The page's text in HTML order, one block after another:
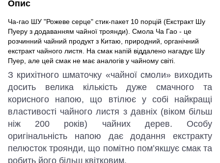
Опис
Ча-гао ШУ "Рожеве серце" cтик-пакет 10 порцій (Екстракт Шу
Пуеру з додаванням чайної троянди). Смола Ча Гао - це
розчинний чайний продукт з Китаю, природний, органічний
екстракт чайного листя. На смак напій віддалено нагадує Шу
Пуер, але цей смак не має аналогів у чайному світі.
З крихітного шматочку «чайної смоли» виходить
досить велика кількість дуже смачного та
корисного напою, що втілює у собі найкращі
властивості чайного листя з давніх (віком більш
ніж 200 років) чайних дерев. Особу
оригінальність напою дає додання екстракту
пелюсток троянди, що помітно пом’якшує смак та
робить його більш квітковим.